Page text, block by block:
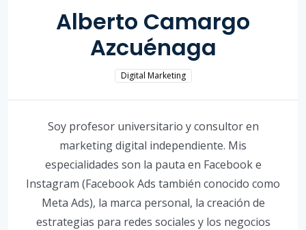
Alberto Camargo
Azcuénaga
Digital Marketing
Soy profesor universitario y consultor en
marketing digital independiente. Mis
especialidades son la pauta en Facebook e
Instagram (Facebook Ads también conocido como
Meta Ads), la marca personal, la creación de
estrategias para redes sociales y los negocios